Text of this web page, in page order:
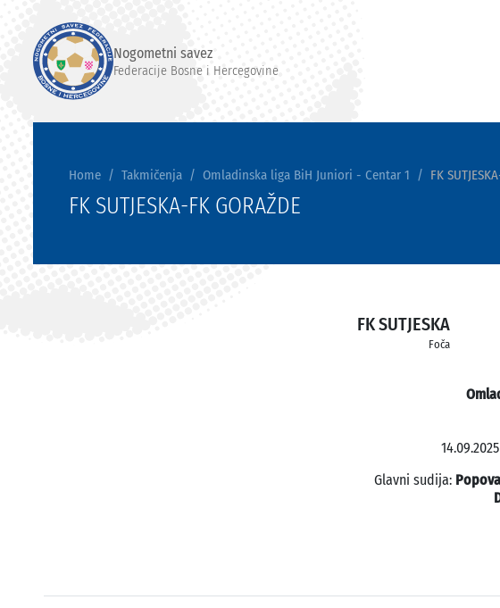
Nogometni savez
Federacije Bosne i Hercegovine
Home Takmičenja Omladinska liga BiH Juniori - Centar 1 FK
FK SUTJESKA-FK GORAŽDE
FK SUTJESKA
Foča
Glavni sudija: